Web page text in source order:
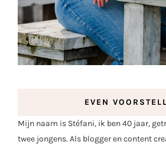
EVEN
Mijn naam is Stéfani, ik ben 40 jaar,
twee jongens. Als blogger en content